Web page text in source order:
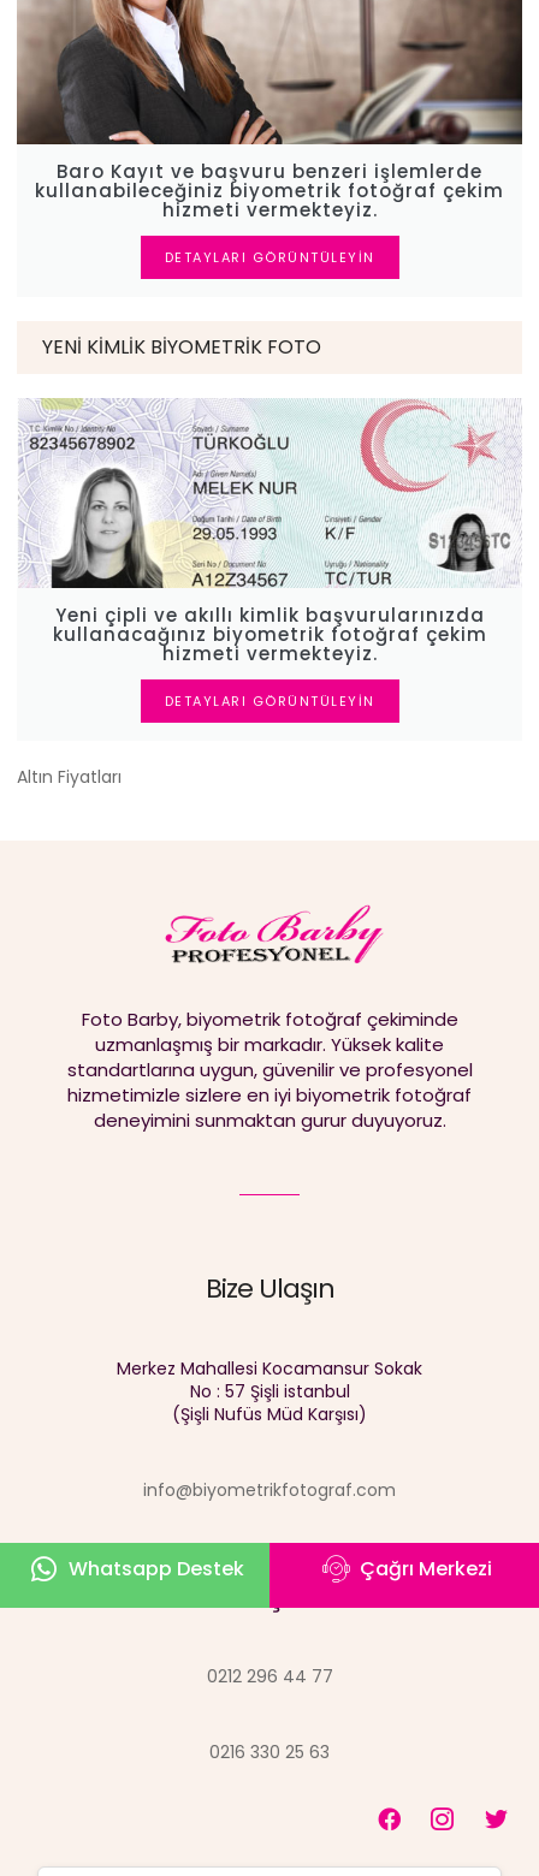
Baro Kayıt ve başvuru benzeri işlemlerde
kullanabileceğiniz biyometrik fotoğraf çekim
hizmeti vermekteyiz.
DETAYLARI GÖRÜNTÜLEYIN
YENI KIMLIK BIYOMETRIK FOTO
Yeni çipli ve akıllı kimlik başvurularınızda
kullanacağınız biyometrik fotoğraf çekim
hizmeti vermekteyiz.
DETAYLARI GÖRÜNTÜLEYIN
Altın Fiyatları
Bize Ulaşın
Merkez Mahallesi Kocamansur Sokak
No : 57 Şişli istanbul
(Şişli Nufüs Müd Karşısı)
info@biyometrikfotograf.com
Foto Barby, biyometrik fotoğraf çekiminde
uzmanlaşmış bir markadır. Yüksek kalite
standartlarına uygun, güvenilir ve profesyonel
hizmetimizle sizlere en iyi biyometrik fotoğraf
deneyimini sunmaktan gurur duyuyoruz.
0212 296 44 77
0216 330 25 63
Whatsapp Destek Çağrı Merkezi